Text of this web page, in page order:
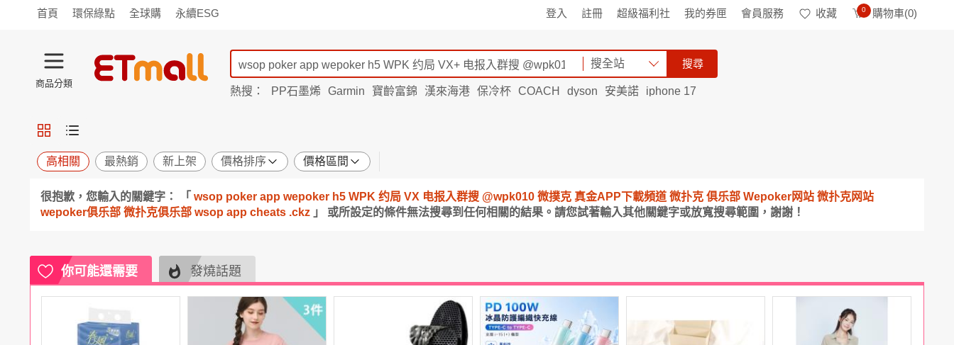
首頁 環保綠點 全球購 永續ESG 登入 註冊 超級福利社 我的券匣 會員服務 收藏 0 購物車(0)
商品分類
旅遊
寵物
保健
用品 機能
窈窕
日用
紙品 清潔
口腔
鍋具
杯瓶 廚衛
休閒
寢具
家具 收納
宗教
Apple
小米 手機平板
穿戴
週邊 電玩
耳機
搜全站 搜尋
熱搜： PP石墨烯 Garmin 寶齡富錦 漢來海港 保冷杯 COACH dyson 安美諾
iphone 17
高相關 最熱銷 新上架 價格排序 價格區間
很抱歉，您輸入的關鍵字： 「 wsop poker app wepoker h5 WPK 约局 VX 电报入群搜 @wpk010 微撲克 真金APP下載頻道 微扑克 俱乐部 Wepoker网站 微扑克网站
wepoker俱乐部 微扑克俱乐部 wsop app cheats .ckz 」 或所設定的條件無法搜尋到任何相關的結果。請您試著輸入其他關鍵字或放寬搜尋範圍，謝謝！
你可能還需要 發燒話題